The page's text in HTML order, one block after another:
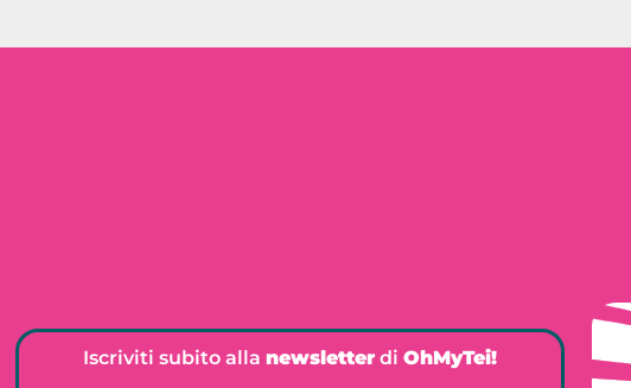
Iscriviti subito allanewsletter diOhMyTei!